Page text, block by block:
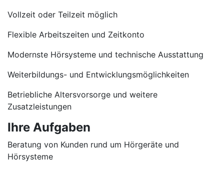
Vollzeit oder Teilzeit möglich
Flexible Arbeitszeiten und Zeitkonto
Modernste Hörsysteme und technische Ausstattung
Weiterbildungs- und Entwicklungsmöglichkeiten
Betriebliche Altersvorsorge und weitere
Zusatzleistungen
Ihre Aufgaben
Beratung von Kunden rund um Hörgeräte und
Hörsysteme